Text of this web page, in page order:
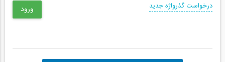
درخواست گذرواژه جدید